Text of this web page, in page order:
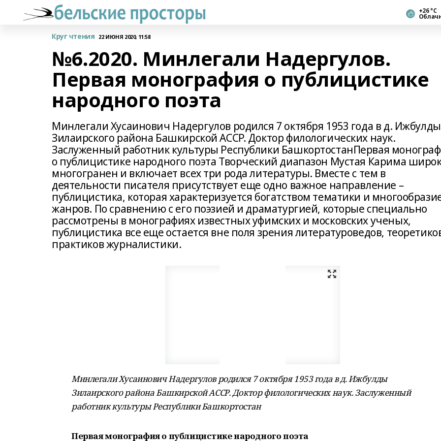
+26 °С
Круг чтения 22 ИЮНЯ 2020, 11:58
№6.2020. Минлегали Надергулов.
Первая монография о публицистике
народного поэта
Минлегали Хусаинович Надергулов родился 7 октября 1953 года в д. Ижбулды
Зилаирского района Башкирской АССР. Доктор филологических наук.
Заслуженный работник культуры Республики БашкортостанПервая
о публицистике народного поэта Творческий диапазон Мустая Карима
многогранен и включает всех три рода литературы. Вместе с тем в
деятельности писателя присутствует еще одно важное направление –
публицистика, которая характеризуется богатством тематики и
жанров. По сравнению с его поэзией и драматургией, которые специально
рассмотрены в монографиях известных уфимских и московских ученых,
публицистика все еще остается вне поля зрения литературоведов,
практиков журналистики.
Минлегали Хусаинович Надергулов родился 7 октября 1953 года в д. Ижбулды
Зилаирского района Башкирской АССР. Доктор филологических наук. Заслуженный
работник культуры Республики Башкортостан
Первая монография о публицистике народного поэта